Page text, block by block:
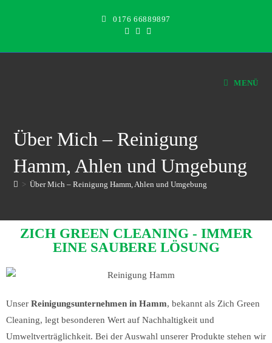
0176 66889897
MENÜ
Über Mich – Reinigung
Hamm, Ahlen und Umgebung
> Über Mich – Reinigung Hamm, Ahlen und Umgebung
ZICH GREEN CLEANING - IMMER
EINE SAUBERE LÖSUNG
Unser Reinigungsunternehmen in Hamm, bekannt als Zich Green
Cleaning, legt besonderen Wert auf Nachhaltigkeit und
Umweltverträglichkeit. Bei der Auswahl unserer Produkte stehen wir